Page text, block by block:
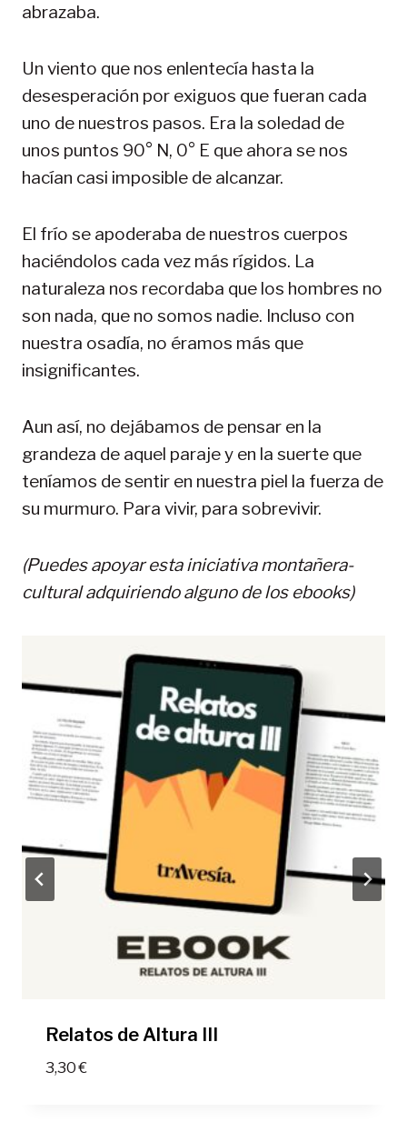
abrazaba.
Un viento que nos enlentecía hasta la
desesperación por exiguos que fueran cada
uno de nuestros pasos. Era la soledad de
unos puntos 90° N, 0° E que ahora se nos
hacían casi imposible de alcanzar.
El frío se apoderaba de nuestros cuerpos
haciéndolos cada vez más rígidos. La
naturaleza nos recordaba que los hombres no
son nada, que no somos nadie. Incluso con
nuestra osadía, no éramos más que
insignificantes.
Aun así, no dejábamos de pensar en la
grandeza de aquel paraje y en la suerte que
teníamos de sentir en nuestra piel la fuerza de
su murmuro. Para vivir, para sobrevivir.
(Puedes apoyar esta iniciativa montañera-
cultural adquiriendo alguno de los ebooks)
Relatos de Altura III
3,30€